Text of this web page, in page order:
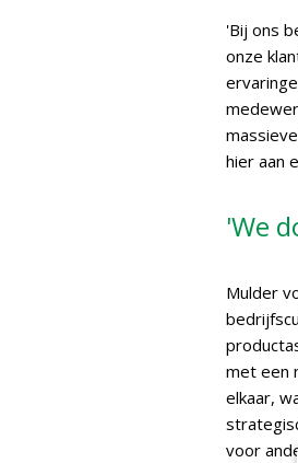
'Bij ons
onze
hier aan
'We
Mulder
met een
elkaar,
voor